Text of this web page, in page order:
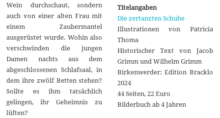
Wein durchschaut, sondern
auch von einer alten Frau mit
einem Zaubermantel
ausgerüstet wurde. Wohin also
verschwinden die jungen
Damen nachts aus dem
abgeschlossenen Schlafsaal, in
dem ihre zwölf Betten stehen?
Sollte es ihm tatsächlich
gelingen, ihr Geheimnis zu
lüften?
Titelangaben
Die zertanzten Schuhe
Illustrationen von Patricia
Thoma
Historischer Text von Jacob
Grimm und Wilhelm Grimm
Birkenwerder: Edition Bracklo
2024
44 Seiten, 22 Euro
Bilderbuch ab 4 Jahren